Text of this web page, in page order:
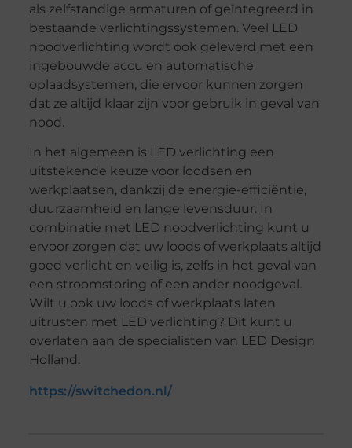
als zelfstandige armaturen of geïntegreerd in
bestaande verlichtingssystemen. Veel LED
noodverlichting wordt ook geleverd met een
ingebouwde accu en automatische
oplaadsystemen, die ervoor kunnen zorgen
dat ze altijd klaar zijn voor gebruik in geval van
nood.
In het algemeen is LED verlichting een
uitstekende keuze voor loodsen en
werkplaatsen, dankzij de energie-efficiëntie,
duurzaamheid en lange levensduur. In
combinatie met LED noodverlichting kunt u
ervoor zorgen dat uw loods of werkplaats altijd
goed verlicht en veilig is, zelfs in het geval van
een stroomstoring of een ander noodgeval.
Wilt u ook uw loods of werkplaats laten
uitrusten met LED verlichting? Dit kunt u
overlaten aan de specialisten van LED Design
Holland.
https://switchedon.nl/